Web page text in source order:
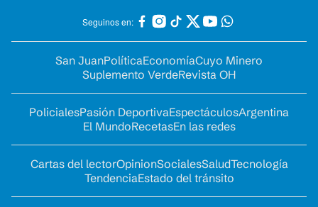
Seguinos en:
San JuanPolíticaEconomíaCuyo Minero
Suplemento VerdeRevista OH
PolicialesPasión DeportivaEspectáculosArgentina
El MundoRecetasEn las redes
Cartas del lectorOpinionSocialesSaludTecnología
TendenciaEstado del tránsito